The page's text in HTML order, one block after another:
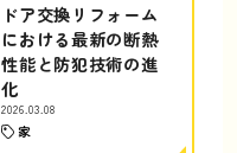
ドア交換リフォーム
における最新の断熱
性能と防犯技術の進
化
2026.03.08
家